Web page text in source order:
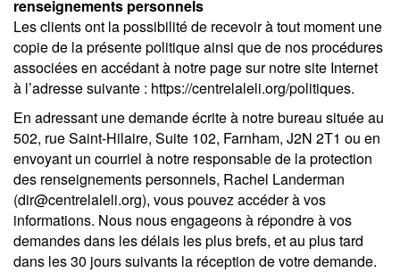
renseignements personnels
Les clients ont la possibilité de recevoir à tout moment une
copie de la présente politique ainsi que de nos procédures
associées en accédant à notre page sur notre site Internet
à l’adresse suivante : https://centrelaleli.org/politiques.
En adressant une demande écrite à notre bureau située au
502, rue Saint-Hilaire, Suite 102, Farnham, J2N 2T1 ou en
envoyant un courriel à notre responsable de la protection
des renseignements personnels, Rachel Landerman
(dir@centrelaleli.org), vous pouvez accéder à vos
informations. Nous nous engageons à répondre à vos
demandes dans les délais les plus brefs, et au plus tard
dans les 30 jours suivants la réception de votre demande.